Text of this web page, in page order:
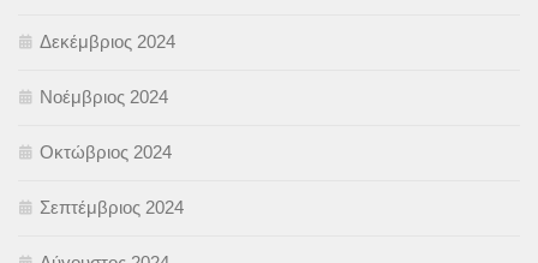
Δεκέμβριος 2024
Νοέμβριος 2024
Οκτώβριος 2024
Σεπτέμβριος 2024